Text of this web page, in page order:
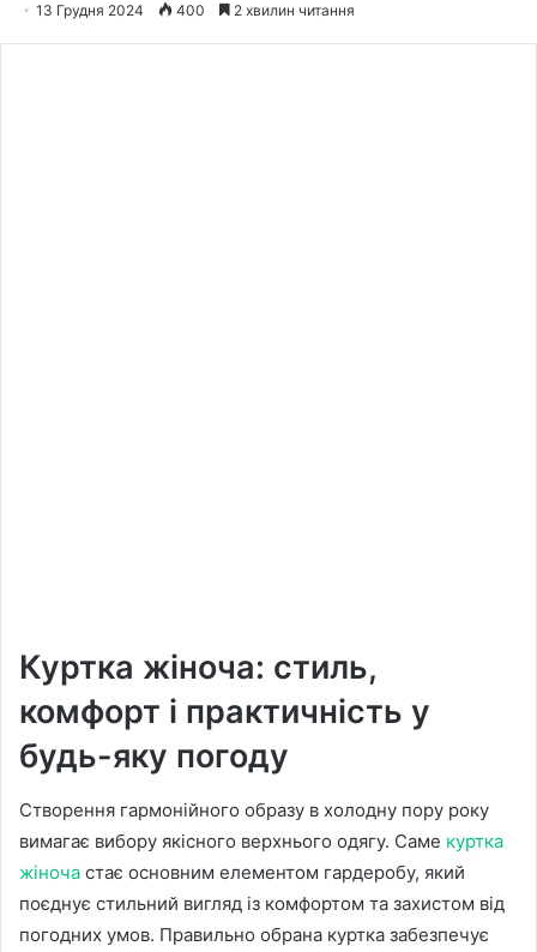
13 Грудня 2024 400 2 хвилин читання
Куртка жіноча: стиль,
комфорт і практичність у
будь-яку погоду
Створення гармонійного образу в холодну пору року
вимагає вибору якісного верхнього одягу. Саме куртка
жіноча стає основним елементом гардеробу, який
поєднує стильний вигляд із комфортом та захистом від
погодних умов. Правильно обрана куртка забезпечує